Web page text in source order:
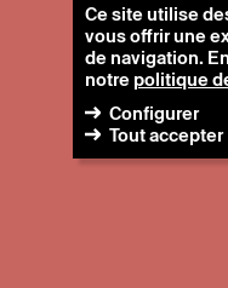
Ce site utilise
vous offrir une
de navigation.
notrepolitique
Configurer
Tout accepter